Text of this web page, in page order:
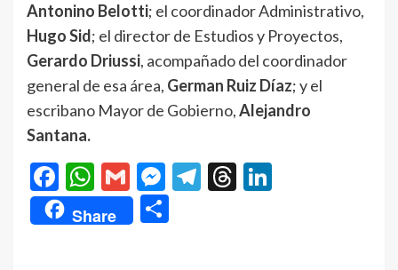
Antonino Belotti; el coordinador Administrativo,
Hugo Sid; el director de Estudios y Proyectos,
Gerardo Driussi, acompañado del coordinador
general de esa área, German Ruiz Díaz; y el
escribano Mayor de Gobierno,Alejandro
Santana.
Facebook
WhatsApp
GmailMessenger
Telegram
Threads
Share